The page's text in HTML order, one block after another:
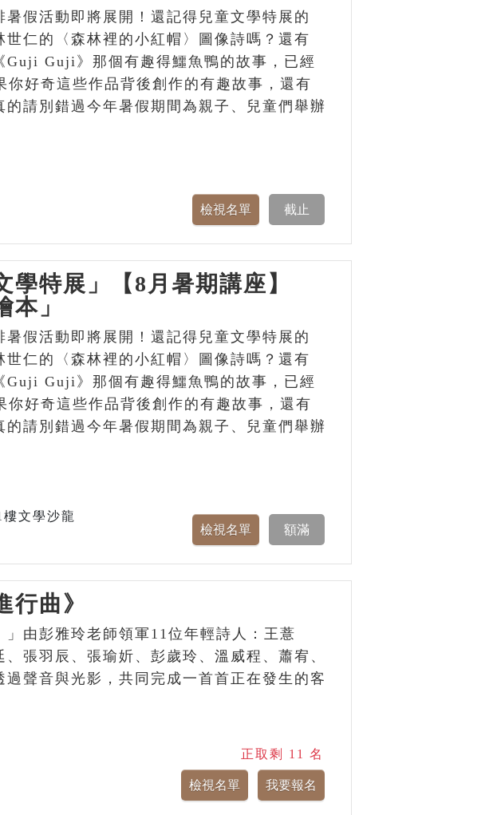
假活動即將展開！還記得兒童文學特展的
世仁的〈森林裡的小紅帽〉圖像詩嗎？還有
Guji Guji》那個有趣得鱷魚鴨的故事，已經
你好奇這些作品背後創作的有趣故事，還有
請別錯過今年暑假期間為親子、兒童們舉辦
學特展」【8月暑期講座】
本」
假活動即將展開！還記得兒童文學特展的
世仁的〈森林裡的小紅帽〉圖像詩嗎？還有
Guji Guji》那個有趣得鱷魚鴨的故事，已經
你好奇這些作品背後創作的有趣故事，還有
請別錯過今年暑假期間為親子、兒童們舉辦
文學沙龍
行曲》
」由彭雅玲老師領軍11位年輕詩人：王薏
張羽辰、張瑜妡、彭歲玲、溫威程、蕭宥、
聲音與光影，共同完成一首首正在發生的客
正取剩 11 名